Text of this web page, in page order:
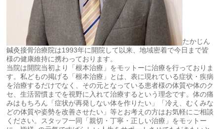
たかじん
鍼灸接骨治療院は1993年に開院して以来、地域密着で今日まで皆
様の健康維持に携わっております。
当院は開院当初より「根本治療」をモットーに治療を行っておりま
す。私どもの掲げる「根本治療」とは、表に現れている症状・疾病
を治療するだけでなく、その元となっている患者様の体質や体のク
セ、生活習慣までを視野に入れて治療するという理念です。体の痛
みはもちろん「症状が再発しない体を作りたい」「冷え、むくみな
どの体質や姿勢を改善させたい」等とお考えの方はお気軽にご相談
ください。スタッフ一同「親切・丁寧・正しい治療」をモットー